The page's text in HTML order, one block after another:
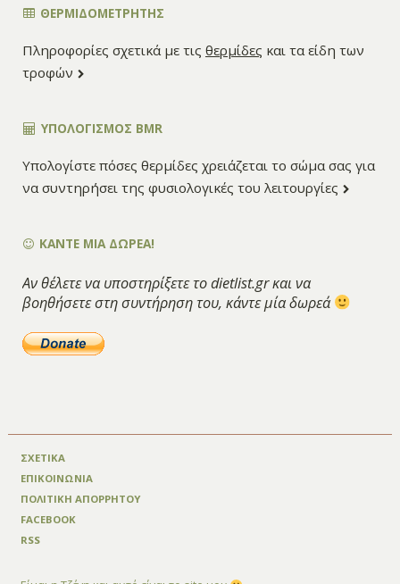
ΘΕΡΜΙΔΟΜΕΤΡΗΤΗΣ
Πληροφορίες σχετικά με τις θερμίδες και τα είδη των
τροφών
ΥΠΟΛΟΓΙΣΜΌΣ BMR
Υπολογίστε πόσες θερμίδες χρειάζεται το σώμα σας για
να συντηρήσει της φυσιολογικές του λειτουργίες
ΚΑΝΤΕ ΜΙΑ ΔΩΡΕΑ!
Αν θέλετε να υποστηρίξετε το dietlist.gr και να
βοηθήσετε στη συντήρηση του, κάντε μία δωρεά
ΣΧΕΤΙΚΑ
ΕΠΙΚΟΙΝΩΝΙΑ
ΠΟΛΙΤΙΚΗ ΑΠΟΡΡΗΤΟΥ
FACEBOOK
RSS